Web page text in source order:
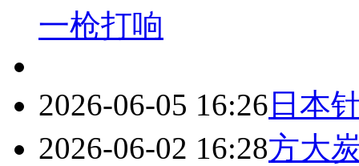
一枪打响
2026-06-05 16:26 日本
2026-06-02 16:28方大